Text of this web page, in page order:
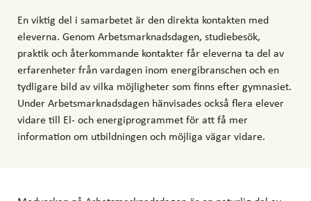
En viktig del i samarbetet är den direkta kontakten med
eleverna. Genom Arbetsmarknadsdagen, studiebesök,
praktik och återkommande kontakter får eleverna ta del av
erfarenheter från vardagen inom energibranschen och en
tydligare bild av vilka möjligheter som finns efter gymnasiet.
Under Arbetsmarknadsdagen hänvisades också flera elever
vidare till El- och energiprogrammet för att få mer
information om utbildningen och möjliga vägar vidare.